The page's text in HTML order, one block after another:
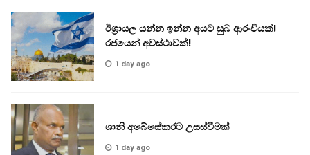
ඊශ්‍රායල යන්න ඉන්න අයට සුබ ආරංචියක්!
‍රජයෙන් අවස්ථාවක්!
1 day ago
ශානි අබේසේකරට උසස්වීමක්
1 day ago